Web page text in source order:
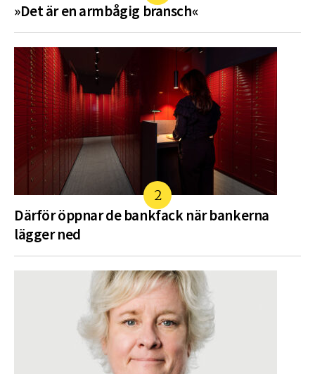
»Det är en armbågig bransch«
Därför öppnar de bankfack när bankerna
lägger ned